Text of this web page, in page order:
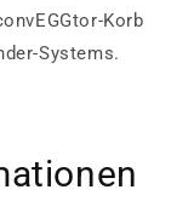
Korb
Systems.